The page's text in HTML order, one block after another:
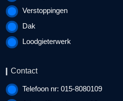
Verstoppingen
Dak
Loodgieterwerk
Contact
Telefoon nr: 015-8080109